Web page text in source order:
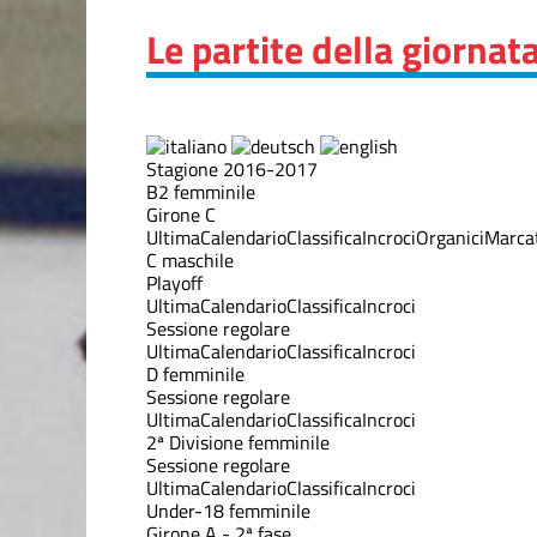
Le partite della
Stagione 2016-2017
B2 femminile
Girone C
UltimaCalendarioClassificaIncrociOrganici
C maschile
Playoff
UltimaCalendarioClassificaIncroci
Sessione regolare
UltimaCalendarioClassificaIncroci
D femminile
Sessione regolare
UltimaCalendarioClassificaIncroci
2ª Divisione femminile
Sessione regolare
UltimaCalendarioClassificaIncroci
Under-18 femminile